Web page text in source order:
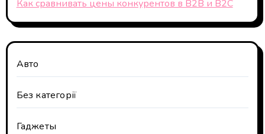
Как сравнивать цены конкурентов в B2B и B2C
Авто
Без категорії
Гаджеты